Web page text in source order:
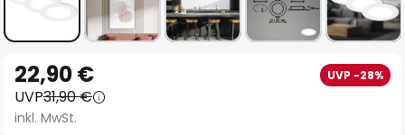
Anfang
der
Bildgalerie
22,90 € UVP -28%
UVP31,90 €
inkl. MwSt.